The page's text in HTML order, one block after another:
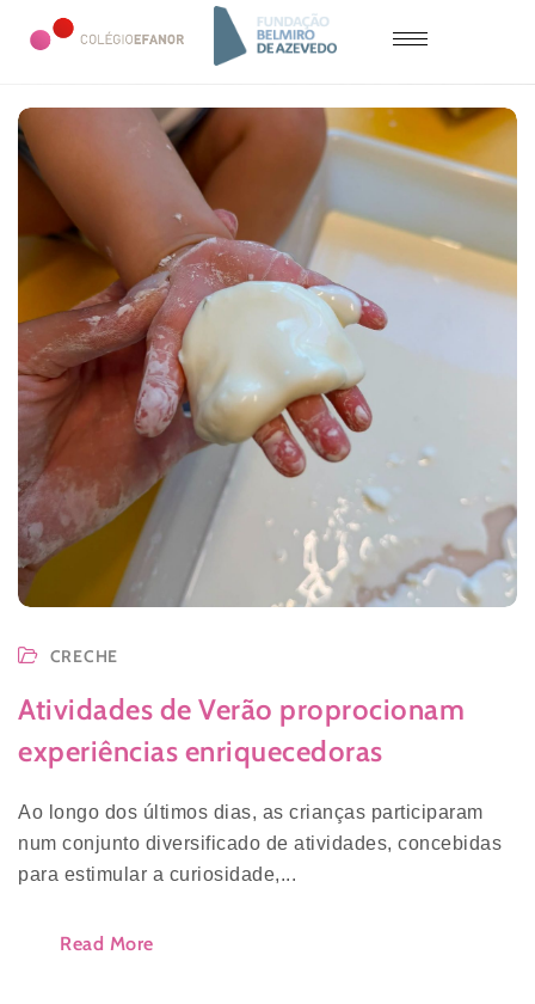
CRECHE
Atividades de Verão proprocionam
experiências enriquecedoras
Ao longo dos últimos dias, as crianças participaram
num conjunto diversificado de atividades, concebidas
para estimular a curiosidade,...
Read More